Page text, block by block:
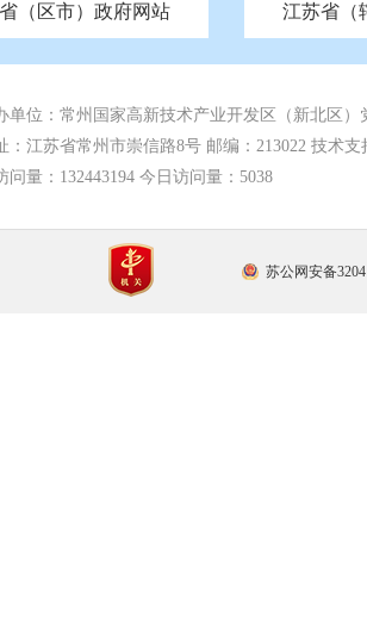
归档]推动社会组织高质量发展 [已归档]
（区市）政府网站
天津 重庆 河南 河北 山西
江苏省（
国江苏 南京市政府 苏州市政府 无锡
市工信局 市教育局 市科技局 市
急管理局 市审计局 市外事办 市生态
单位：常州国家高新技术产业开发区（新北区）
：江苏省常州市崇信路8号 邮编：213022 技术支
问量： 132443194 今日访问量： 5038
苏公网安备